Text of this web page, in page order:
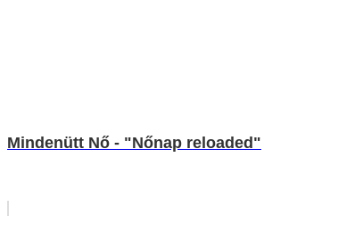
Mindenütt Nő - "Nőnap reloaded"